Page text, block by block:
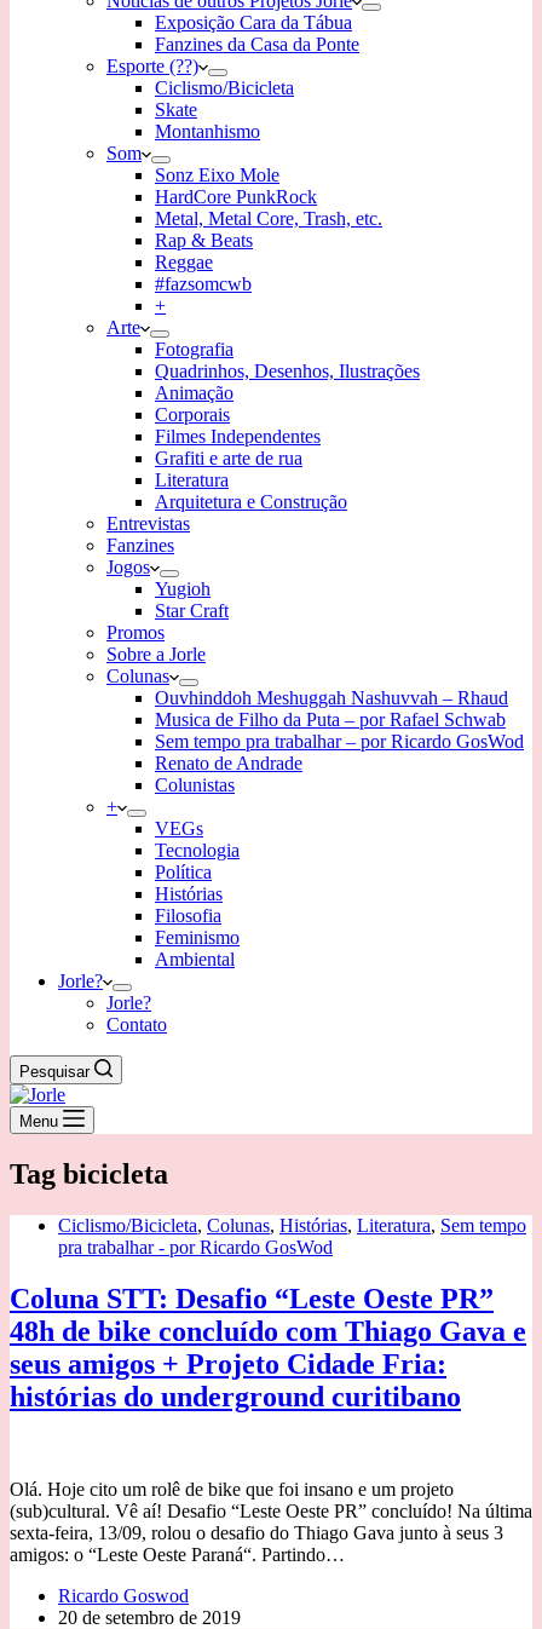
Exposição Cara da Tábua
Fanzines da Casa da Ponte
Esporte (??)
Ciclismo/Bicicleta
Skate
Montanhismo
Som
Sonz Eixo Mole
HardCore PunkRock
Metal, Metal Core, Trash, etc.
Rap & Beats
Reggae
#fazsomcwb
+
Arte
Fotografia
Quadrinhos, Desenhos, Ilustrações
Animação
Corporais
Filmes Independentes
Grafiti e arte de rua
Literatura
Arquitetura e Construção
Entrevistas
Fanzines
Jogos
Yugioh
Star Craft
Promos
Sobre a Jorle
Colunas
Ouvhinddoh Meshuggah Nashuvvah – Rhaud
Musica de Filho da Puta – por Rafael Schwab
Sem tempo pra trabalhar – por Ricardo GosWod
Renato de Andrade
Colunistas
+
VEGs
Tecnologia
Política
Histórias
Filosofia
Feminismo
Ambiental
Jorle?
Jorle?
Contato
Pesquisar
Menu
Tag bicicleta
Ciclismo/Bicicleta, Colunas, Histórias, Literatura, Sem tempo
pra trabalhar - por Ricardo GosWod
Coluna STT: Desafio “Leste Oeste PR”
48h de bike concluído com Thiago Gava e
seus amigos + Projeto Cidade Fria:
histórias do underground curitibano
Olá. Hoje cito um rolê de bike que foi insano e um projeto
(sub)cultural. Vê aí! Desafio “Leste Oeste PR” concluído! Na última
sexta-feira, 13/09, rolou o desafio do Thiago Gava junto à seus 3
amigos: o “Leste Oeste Paraná“. Partindo…
Ricardo Goswod
20 de setembro de 2019